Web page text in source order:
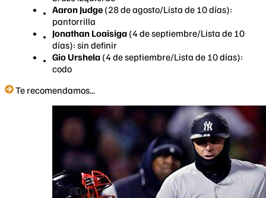
Aaron Judge (28 de agosto/Lista de 10 días):
pantorrilla
Jonathan Loaisiga (4 de septiembre/Lista de 10
días): sin definir
Gio Urshela (4 de septiembre/Lista de 10 días):
codo
Te recomendamos...